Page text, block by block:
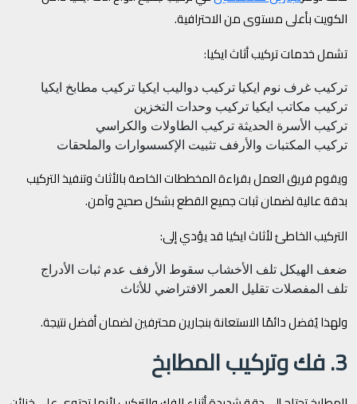
الكويت بأعلى مستوى من الاحترافية.
تشمل خدمات تركيب أثاث ايكيا:
تركيب غرف نوم ايكيا تركيب دواليب ايكيا تركيب مطابخ ايكيا
تركيب مكاتب ايكيا تركيب وحدات التخزين
تركيب الأسرة الحديثة تركيب الطاولات والكراسي
تركيب المكتبات والأرفف تثبيت الإكسسوارات والملحقات
ويقوم فريق العمل بقراءة المخططات الخاصة بالأثاث وتنفيذ التركيب
بدقة عالية لضمان ثبات جميع القطع بشكل صحيح وآمن.
التركيب الخاطئ لأثاث ايكيا قد يؤدي إلى:
ضعف الهيكل تلف الأخشاب سقوط الأرفف عدم ثبات الأدراج
تلف المفصلات تقليل العمر الافتراضي للأثاث
ولهذا يُفضل دائمًا الاستعانة بنجارين محترفين لضمان أفضل نتيجة.
3. فك وتركيب المطابخ